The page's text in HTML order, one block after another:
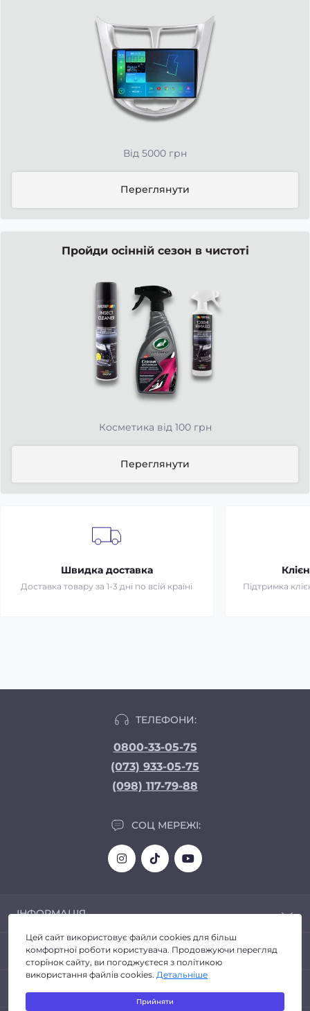
Від 5000 грн
Переглянути
Пройди осінній сезон в чистоті
Косметика від 100 грн
Переглянути
Швидка доставка
Доставка товару за 1-3 дні по всій країні Підтримка
ТЕЛЕФОНИ:
0800-33-05-75
(073) 933-05-75
(098) 117-79-88
СОЦ МЕРЕЖІ:
ІНФОРМАЦІЯ
Доставка та Оплата
Про магазин
Політика конфіденційності
Договір публічної оферти
Повернення товару
ПОПУЛЯРНЕ
Автозвук
Головні пристрої
Цей сайт використовує файли cookies для більш
комфортної роботи користувача. Продовжуючи перегляд
сторінок сайту, ви погоджуєтеся з політикою
використання файлів cookies. Детальніше
Прийняти